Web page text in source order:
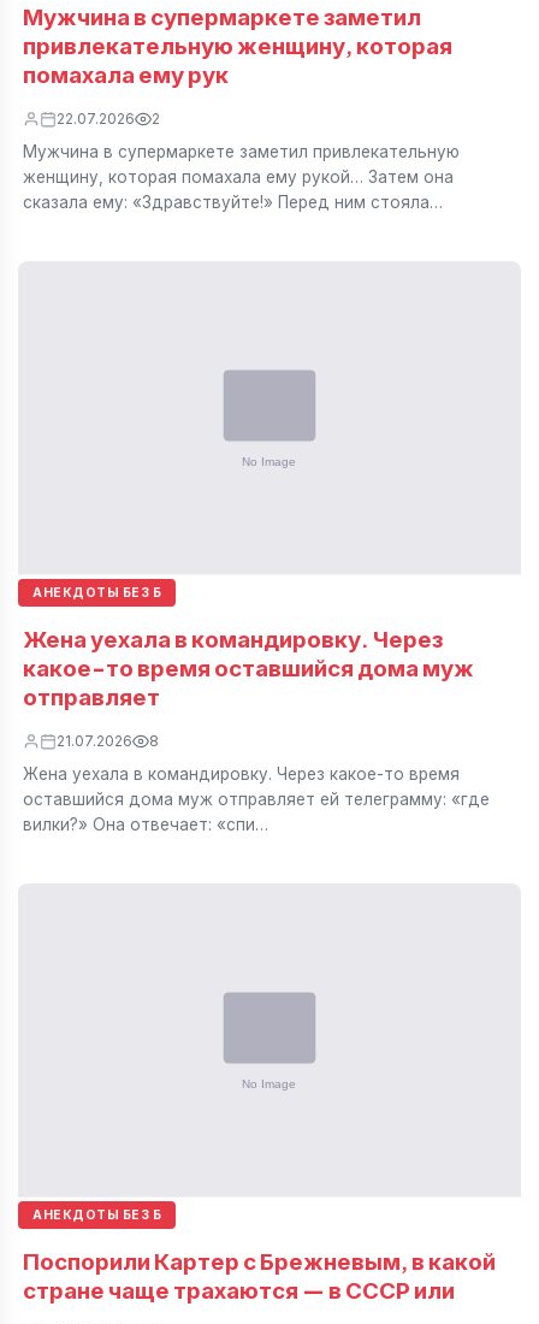
Мужчина в супермаркете заметил
привлекательную женщину, которая
помахала ему рук
22.07.2026 2
Мужчина в супермаркете заметил привлекательную
женщину, которая помахала ему рукой… Затем она
сказала ему: «Здравствуйте!» Перед ним стояла…
АНЕКДОТЫ БЕЗ Б
Жена уехала в командировку. Через
какое-то время оставшийся дома муж
отправляет
21.07.2026 8
Жена уехала в командировку. Через какое-то время
оставшийся дома муж отправляет ей телеграмму: «где
вилки?» Она отвечает: «спи…
АНЕКДОТЫ БЕЗ Б
Поспорили Картер с Брежневым, в какой
стране чаще трахаются — в СССР или